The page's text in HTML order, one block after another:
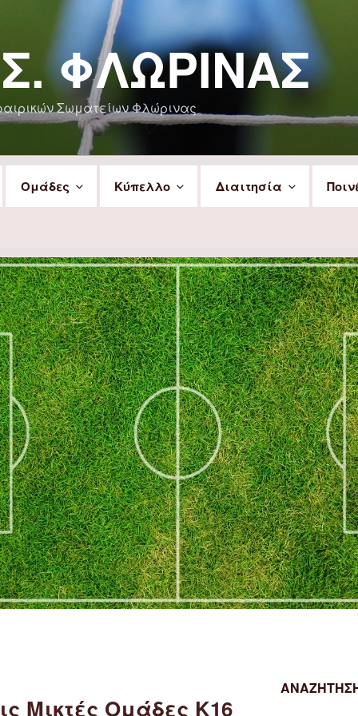
ΦΛΏΡΙΝΑΣ
Σωματείων Φλώρινας
Ομάδες Κύπελλο Διαιτησία
Μικτές Ομάδες Κ16